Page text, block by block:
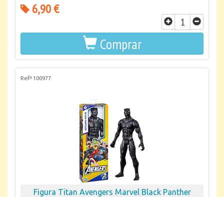
6,90 €
Comprar
Refª 100977
Figura Titan Avengers Marvel Black Panther